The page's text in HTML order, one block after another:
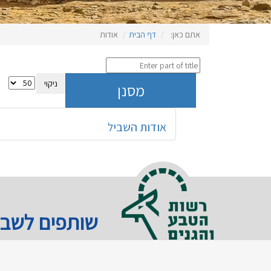
אתם כאן: דף הבית אודות
מסנן ניקוי
אודות השביל
שותפים